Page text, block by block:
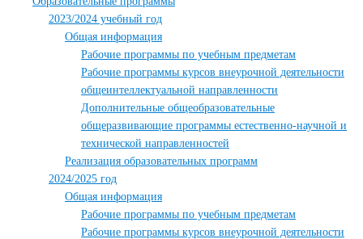
2023/2024 учебный год
Общая информация
Рабочие программы по учебным предметам
Рабочие программы курсов внеурочной деятельности
общеинтеллектуальной направленности
Дополнительные общеобразовательные
общеразвивающие программы естественно-научной и
технической направленностей
Реализация образовательных программ
2024/2025 год
Общая информация
Рабочие программы по учебным предметам
Рабочие программы курсов внеурочной деятельности